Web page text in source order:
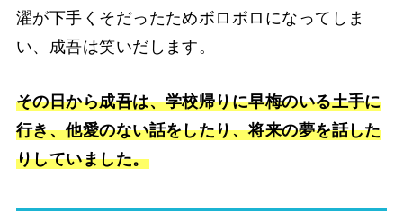
濯が下手くそだったためボロボロになってしま
い、成吾は笑いだします。
その日から成吾は、学校帰りに早梅のいる土手に
行き、他愛のない話をしたり、将来の夢を話した
りしていました。